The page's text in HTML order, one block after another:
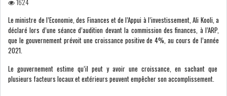
MENA AFRIQUE DU NORD
SUBSAHARIENNE
1624
Le ministre de l’Economie, des Finances et de l’Appui à l’investissement, Ali Kooli, a
déclaré lors d’une séance d’audition devant la commission des finances, à l’ARP,
que le gouvernement prévoit une croissance positive de 4%, au cours de l’année
2021.
Le gouvernement estime qu’il peut y avoir une croissance, en sachant que
plusieurs facteurs locaux et extérieurs peuvent empêcher son accomplissement.